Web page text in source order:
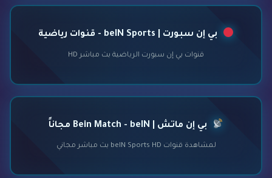
بي إن سبورت | beIN Sports - قنوات رياضية
قنوات بي إن سبورت الرياضية بث مباشر HD
بي إن ماتش | Bein Match - beIN مجاناً
لمشاهدة قنوات beIN Sports HD بث مباشر مجاني